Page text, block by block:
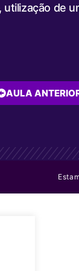
utilização de
AULA